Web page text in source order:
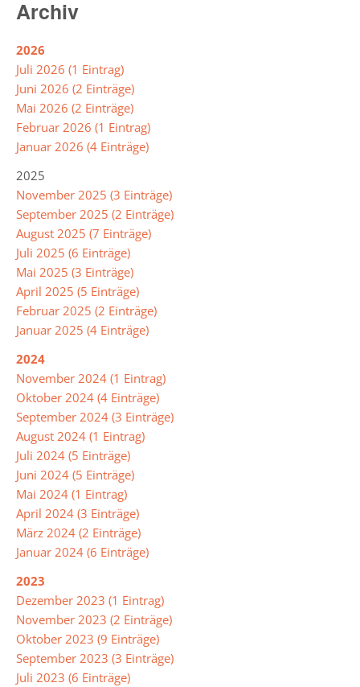
Archiv
2026
Juli 2026 (1 Eintrag)
Juni 2026 (2 Einträge)
Mai 2026 (2 Einträge)
Februar 2026 (1 Eintrag)
Januar 2026 (4 Einträge)
2025
November 2025 (3 Einträge)
September 2025 (2 Einträge)
August 2025 (7 Einträge)
Juli 2025 (6 Einträge)
Mai 2025 (3 Einträge)
April 2025 (5 Einträge)
Februar 2025 (2 Einträge)
Januar 2025 (4 Einträge)
2024
November 2024 (1 Eintrag)
Oktober 2024 (4 Einträge)
September 2024 (3 Einträge)
August 2024 (1 Eintrag)
Juli 2024 (5 Einträge)
Juni 2024 (5 Einträge)
Mai 2024 (1 Eintrag)
April 2024 (3 Einträge)
März 2024 (2 Einträge)
Januar 2024 (6 Einträge)
2023
Dezember 2023 (1 Eintrag)
November 2023 (2 Einträge)
Oktober 2023 (9 Einträge)
September 2023 (3 Einträge)
Juli 2023 (6 Einträge)